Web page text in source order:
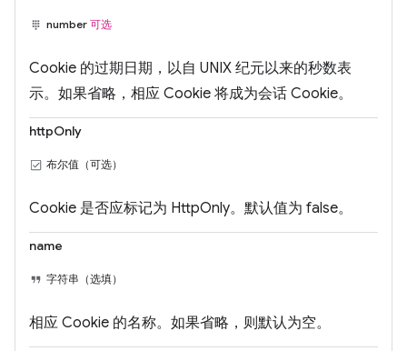
number 可选
Cookie 的过期日期，以自 UNIX 纪元以来的秒数表
示。如果省略，相应 Cookie 将成为会话 Cookie。
httpOnly
布尔值（可选）
Cookie 是否应标记为 HttpOnly。默认值为 false。
name
字符串（选填）
相应 Cookie 的名称。如果省略，则默认为空。